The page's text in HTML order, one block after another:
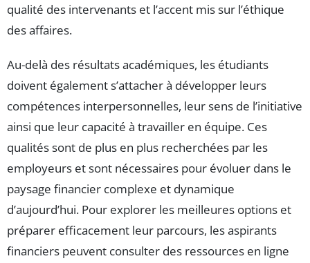
qualité des intervenants et l’accent mis sur l’éthique
des affaires.
Au-delà des résultats académiques, les étudiants
doivent également s’attacher à développer leurs
compétences interpersonnelles, leur sens de l’initiative
ainsi que leur capacité à travailler en équipe. Ces
qualités sont de plus en plus recherchées par les
employeurs et sont nécessaires pour évoluer dans le
paysage financier complexe et dynamique
d’aujourd’hui. Pour explorer les meilleures options et
préparer efficacement leur parcours, les aspirants
financiers peuvent consulter des ressources en ligne